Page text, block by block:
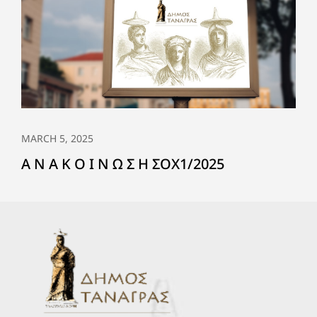
MARCH 5, 2025
Α Ν Α Κ Ο Ι Ν Ω Σ Η ΣΟΧ1/2025